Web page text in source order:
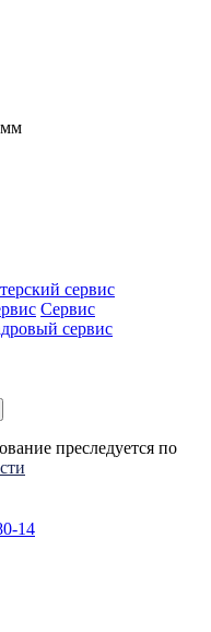
сервис
Сервис
сервис
преследуется по
14